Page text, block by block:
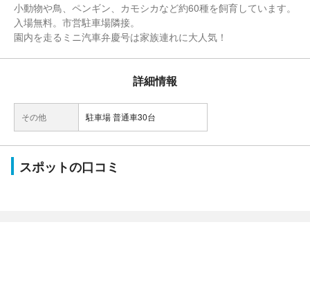
小動物や鳥、ペンギン、カモシカなど約60種を飼育しています。
入場無料。市営駐車場隣接。
園内を走るミニ汽車弁慶号は家族連れに大人気！
詳細情報
その他 駐車場 普通車30台
スポットの口コミ